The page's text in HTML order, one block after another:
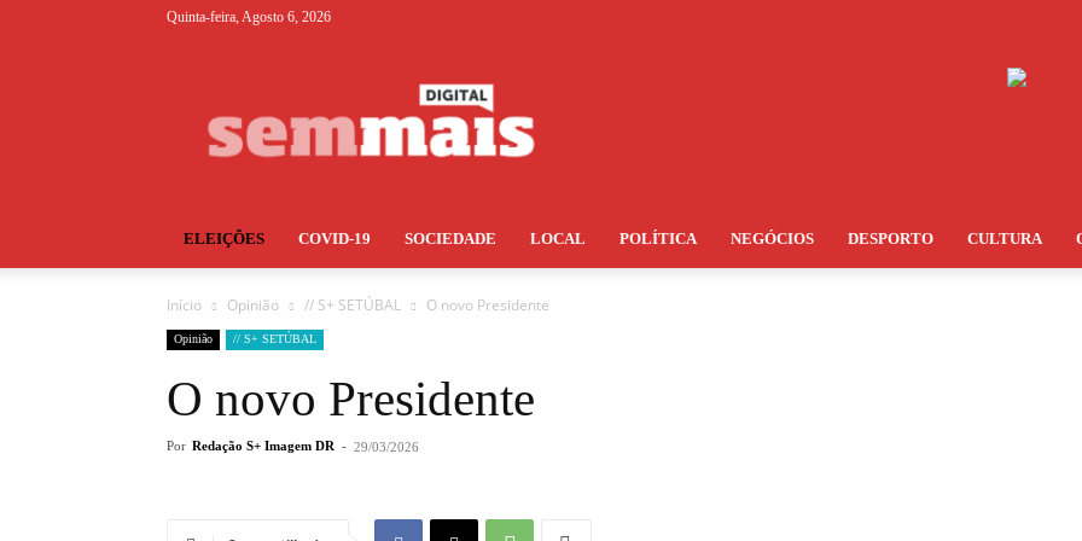
Quinta-feira, Agosto 6, 2026
ELEIÇÕES COVID-19 SOCIEDADE LOCAL POLÍTICA NEGÓCIOS DESPORTO CULTURA
Início Opinião // S+ SETÚBAL O novo Presidente
Opinião // S+ SETÚBAL
O novo Presidente
Por Redação S+ Imagem DR - 29/03/2026